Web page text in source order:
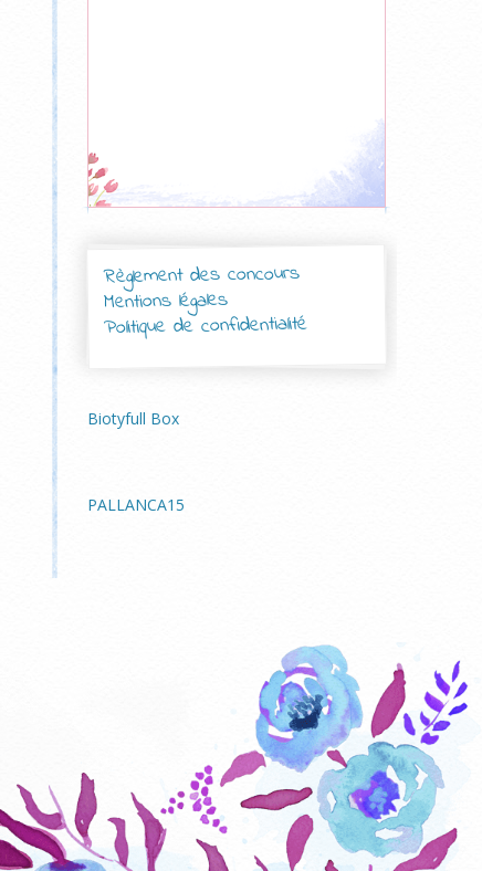
Règlement des concours
Mentions légales
Politique de confidentialité
Biotyfull Box
PALLANCA15